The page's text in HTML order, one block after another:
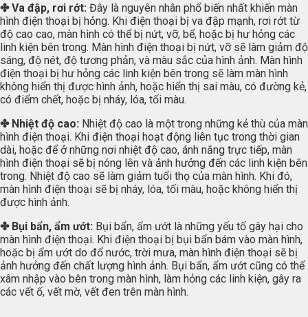
✤ Va đập, rơi rớt: Đây là nguyên nhân phổ biến nhất khiến màn
hình điện thoại bị hỏng. Khi điện thoại bị va đập mạnh, rơi rớt từ
độ cao cao, màn hình có thể bị nứt, vỡ, bể, hoặc bị hư hỏng các
linh kiện bên trong. Màn hình điện thoại bị nứt, vỡ sẽ làm giảm độ
sáng, độ nét, độ tương phản, và màu sắc của hình ảnh. Màn hình
điện thoại bị hư hỏng các linh kiện bên trong sẽ làm màn hình
không hiển thị được hình ảnh, hoặc hiển thị sai màu, có đường kẻ,
có điểm chết, hoặc bị nháy, lóa, tối màu.
✤ Nhiệt độ cao: Nhiệt độ cao là một trong những kẻ thù của màn
hình điện thoại. Khi điện thoại hoạt động liên tục trong thời gian
dài, hoặc để ở những nơi nhiệt độ cao, ánh nắng trực tiếp, màn
hình điện thoại sẽ bị nóng lên và ảnh hưởng đến các linh kiện bên
trong. Nhiệt độ cao sẽ làm giảm tuổi thọ của màn hình. Khi đó,
màn hình điện thoại sẽ bị nháy, lóa, tối màu, hoặc không hiển thị
được hình ảnh.
✤ Bụi bẩn, ẩm ướt: Bụi bẩn, ẩm ướt là những yếu tố gây hại cho
màn hình điện thoại. Khi điện thoại bị bụi bẩn bám vào màn hình,
hoặc bị ẩm ướt do đổ nước, trời mưa, màn hình điện thoại sẽ bị
ảnh hưởng đến chất lượng hình ảnh. Bụi bẩn, ẩm ướt cũng có thể
xâm nhập vào bên trong màn hình, làm hỏng các linh kiện, gây ra
các vết ố, vết mờ, vết đen trên màn hình.